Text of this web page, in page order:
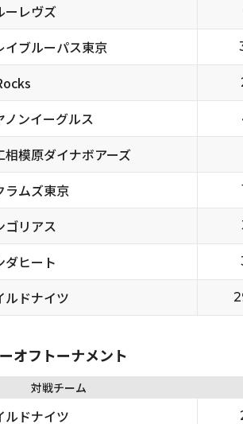
ーレヴズ
イブルーパス東京
ノンイーグルス
相模原ダイナボアーズ
ラムズ東京
ゴリアス
ダヒート
ルドナイツ
オフトーナメント
対戦チーム
ルドナイツ